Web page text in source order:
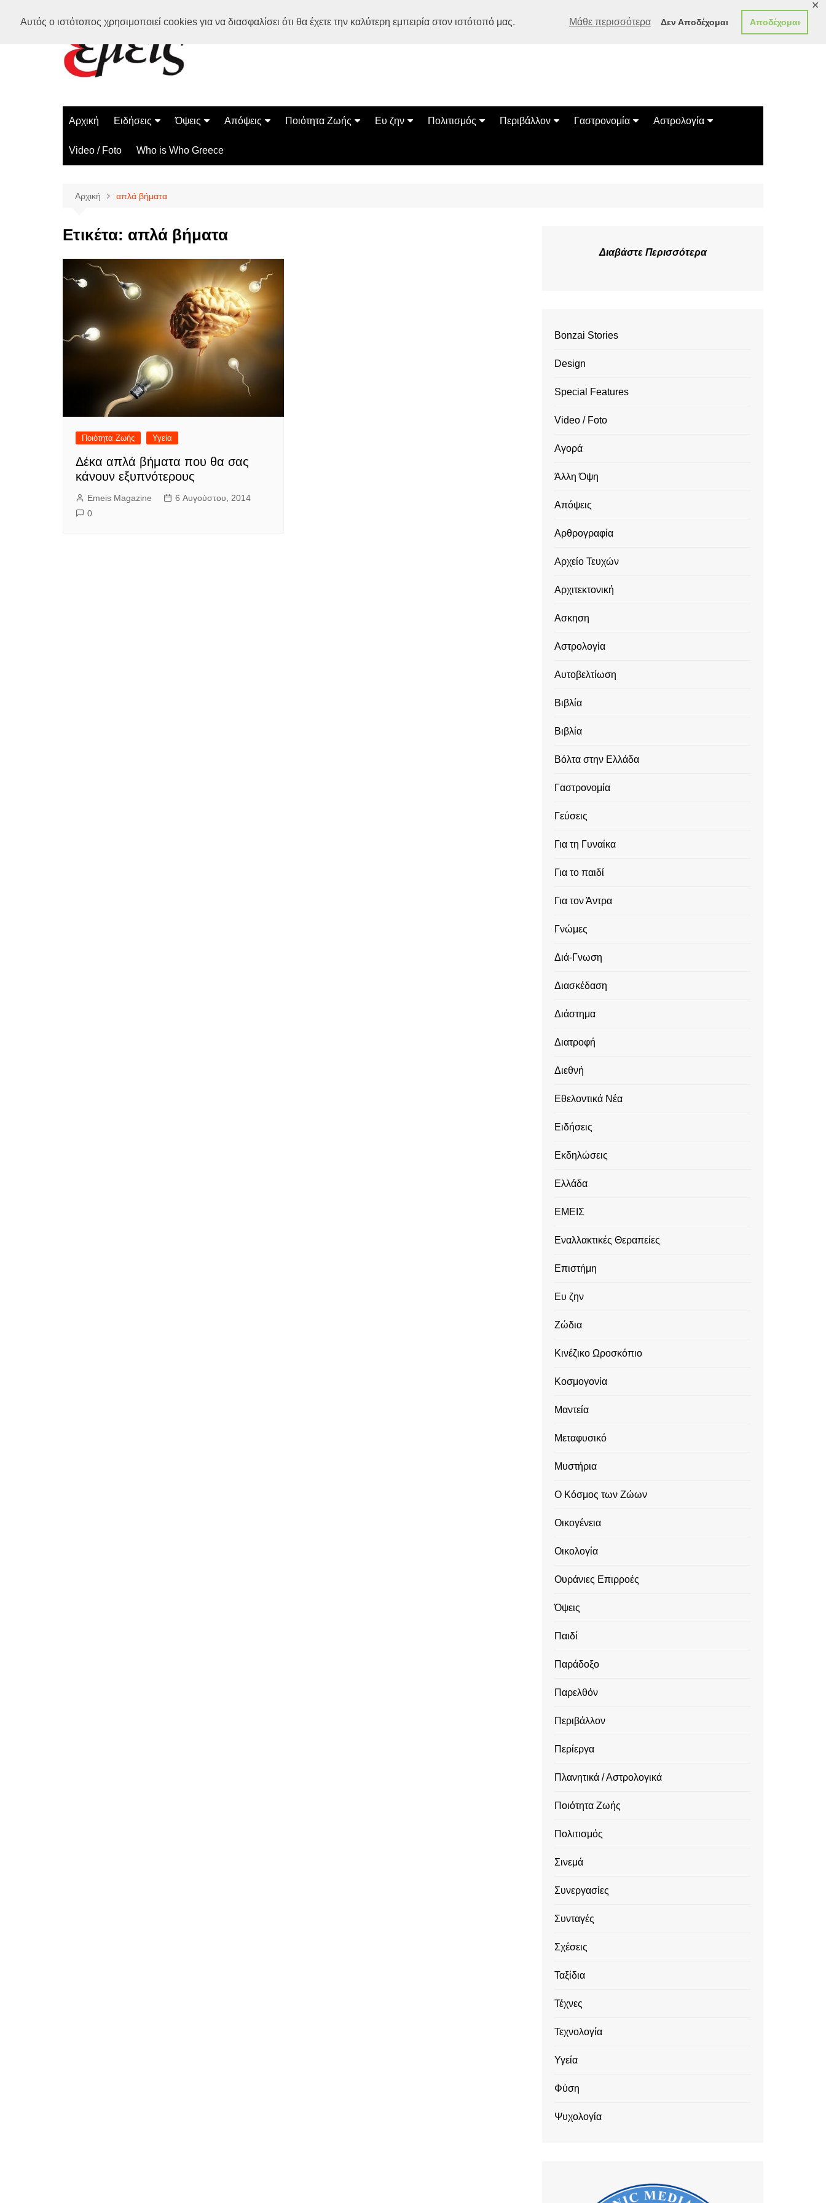
Αυτός ο ιστότοπος χρησιμοποιεί cookies για να διασφαλίσει ότι θα έχετε την καλύτερη εμπειρία στον ιστότοπό μας. Μάθε περισσότερα Δεν Αποδέχομαι Αποδέχομαι
✕
Αρχική Ειδήσεις
Ελλάδα
Διεθνή
Όψεις
Διάστημα
Επιστήμη
Περίεργα
Απόψεις
Αρθρογραφία
Ποιότητα Ζωής
Ασκηση
Ευ ζην
Αυτοβελτίωση
Πολιτισμός
Εκδηλώσεις
Περιβάλλον
Οικολογία
Γαστρονομία
Συνταγές
Αστρολογία
Κινέζικο Ωροσκόπιο
Video / Foto Who is Who Greece
Αρχική απλά βήματα
Ετικέτα: απλά βήματα
Ποιότητα Ζωής Υγεία
Δέκα απλά βήματα που θα σας
κάνουν εξυπνότερους
Emeis Magazine
6 Αυγούστου, 2014
0
Διαβάστε Περισσότερα
Bonzai Stories
Design
Special Features
Video / Foto
Αγορά
Άλλη Όψη
Απόψεις
Αρθρογραφία
Αρχείο Τευχών
Αρχιτεκτονική
Ασκηση
Αστρολογία
Αυτοβελτίωση
Βιβλία
Βιβλία
Βόλτα στην Ελλάδα
Γαστρονομία
Γεύσεις
Για τη Γυναίκα
Για το παιδί
Για τον Άντρα
Γνώμες
Διά-Γνωση
Διασκέδαση
Διάστημα
Διατροφή
Διεθνή
Εθελοντικά Νέα
Ειδήσεις
Εκδηλώσεις
Ελλάδα
ΕΜΕΙΣ
Εναλλακτικές Θεραπείες
Επιστήμη
Ευ ζην
Ζώδια
Κινέζικο Ωροσκόπιο
Κοσμογονία
Μαντεία
Μεταφυσικό
Μυστήρια
Ο Κόσμος των Ζώων
Οικογένεια
Οικολογία
Ουράνιες Επιρροές
Όψεις
Παιδί
Παράδοξο
Παρελθόν
Περιβάλλον
Περίεργα
Πλανητικά / Αστρολογικά
Ποιότητα Ζωής
Πολιτισμός
Σινεμά
Συνεργασίες
Συνταγές
Σχέσεις
Ταξίδια
Τέχνες
Τεχνολογία
Υγεία
Φύση
Ψυχολογία